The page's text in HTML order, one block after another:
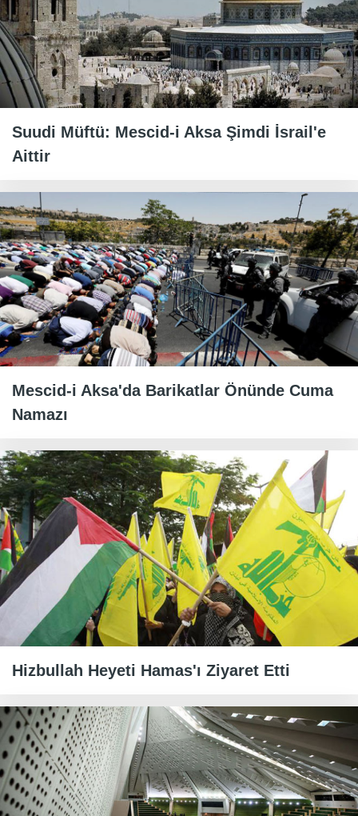
Suudi Müftü: Mescid-i Aksa Şimdi İsrail'e
Aittir
Mescid-i Aksa'da Barikatlar Önünde Cuma
Namazı
Hizbullah Heyeti Hamas'ı Ziyaret Etti